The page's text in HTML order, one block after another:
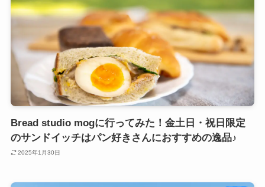
Bread studio mogに行ってみた！金土日・祝日限定
のサンドイッチはパン好きさんにおすすめの逸品♪
2025年1月30日